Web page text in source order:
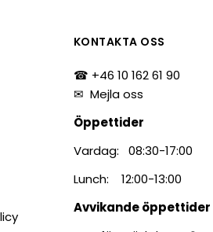
KONTAKTA OSS
☎ +46 10 162 61 90
✉ Mejla oss
Öppettider
Vardag: 08:30-17:00
Lunch: 12:00-13:00
Avvikande öppettider